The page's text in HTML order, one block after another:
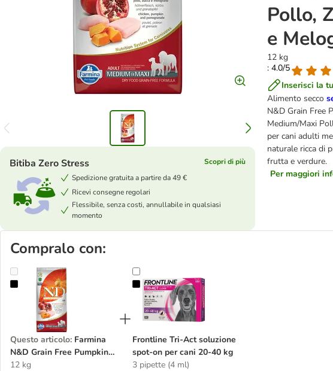
Pollo,
e
12 kg
: 4.0/5
Inserisci la
Alimento secco
N&D Grain Free
Medium/Maxi
per cani adulti
naturale ricca di
frutta e verdure.
Per maggiori
Bitiba Zero Stress
Scopri di più
Spedizione gratuita a partire da 49 €
Ricevi consegne regolari
Flessibile, senza costi, annullabile in qualsiasi
momento
Compralo con:
Farmina N&D Grain Free Pumpkin Adult Medium/Maxi Pollo, Zucca e Melograno
Questo articolo: Farmina
N&D Grain Free Pumpkin
Adult Medium/Maxi Pollo,
12 kg
Frontline Tri-Act soluzione spot-on per cani 20-40 kg
Frontline Tri-Act soluzione
spot-on per cani 20-40 kg
3 pipette (4 ml)